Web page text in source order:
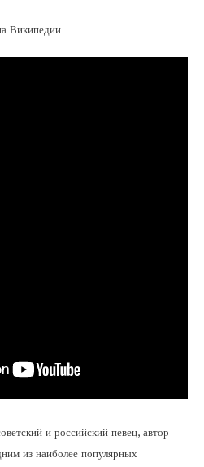
и российский певец, автор
из наиболее популярных